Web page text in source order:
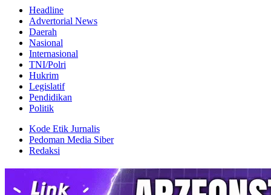
Headline
Advertorial News
Daerah
Nasional
Internasional
TNI/Polri
Hukrim
Legislatif
Pendidikan
Politik
Kode Etik Jurnalis
Pedoman Media Siber
Redaksi